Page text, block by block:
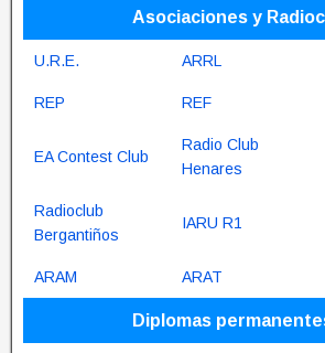
Asociaciones y
U.R.E. ARRL
REP REF
EA Contest Club
Radio Club
Henares
Radioclub
Bergantiños
IARU R1
ARAM ARAT
Diplomas